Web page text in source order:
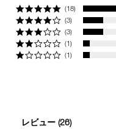
(18)
(3)
(3)
(1)
(1)
レビュー (26)